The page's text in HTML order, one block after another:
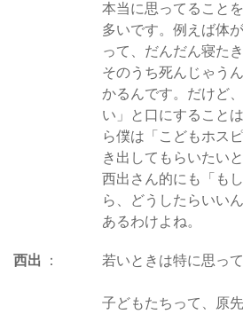
本当に思ってること
多いです。例えば体
って、だんだん寝た
そのうち死んじゃう
かるんです。だけど
い」と口にすること
ら僕は「こどもホス
き出してもらいたい
西出さん的にも「も
ら、どうしたらいい
あるわけよね。
西出 若いときは特に思っ
子どもたちって、原